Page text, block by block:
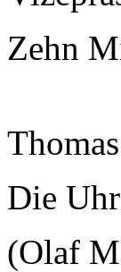
Zehn
Die
(Olaf